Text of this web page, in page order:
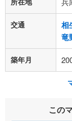
交通 相
竜
築年月
この